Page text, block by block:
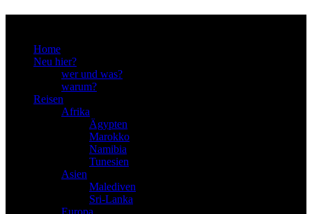
Home
Neu hier?
wer und was?
warum?
Reisen
Afrika
Ägypten
Marokko
Namibia
Tunesien
Asien
Malediven
Sri-Lanka